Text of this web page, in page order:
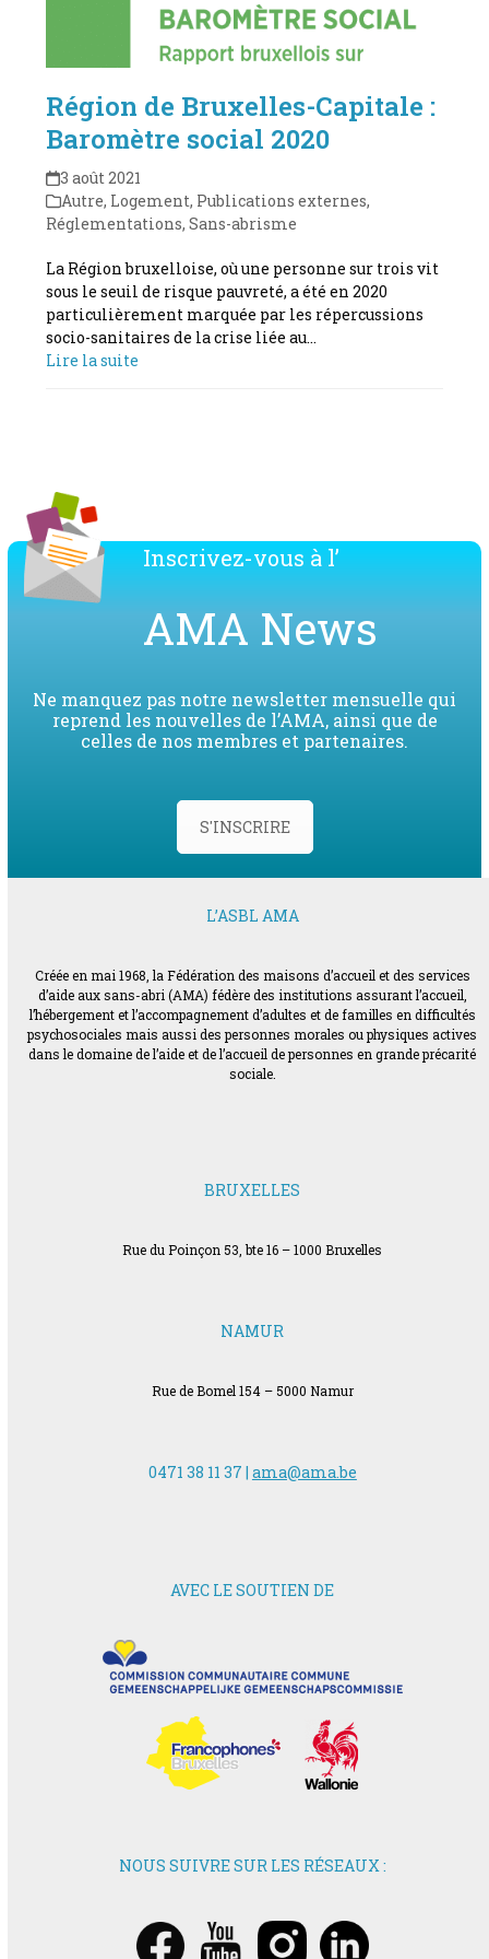
Région de Bruxelles-Capitale :
Baromètre social 2020
3 août 2021
Autre, Logement, Publications externes,
Réglementations,Sans-abrisme
La Région bruxelloise, où une personne sur trois vit
sous le seuil de risque pauvreté, a été en 2020
particulièrement marquée par les répercussions
socio-sanitaires de la crise liée au…
Lire la suite
Inscrivez-vous à l’
AMA News
Ne manquez pas notre newsletter mensuelle qui
reprend les nouvelles de l’AMA, ainsi que de
celles de nos membres et partenaires.
S'INSCRIRE
L’ASBL AMA
Créée en mai 1968, la Fédération des maisons d’accueil et des services
d’aide aux sans-abri (AMA) fédère des institutions assurant l’accueil,
l’hébergement et l’accompagnement d’adultes et de familles en difficultés
psychosociales mais aussi des personnes morales ou physiques actives
dans le domaine de l’aide et de l’accueil de personnes en grande précarité
sociale.
BRUXELLES
Rue du Poinçon 53, bte 16 – 1000 Bruxelles
NAMUR
Rue de Bomel 154 – 5000 Namur
0471 38 11 37 | ama@ama.be
AVEC LE SOUTIEN DE
NOUS SUIVRE SUR LES RÉSEAUX :